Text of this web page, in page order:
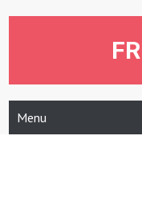
Menu